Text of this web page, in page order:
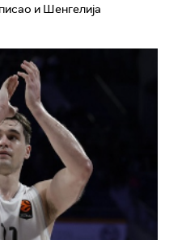
и Шенгелија